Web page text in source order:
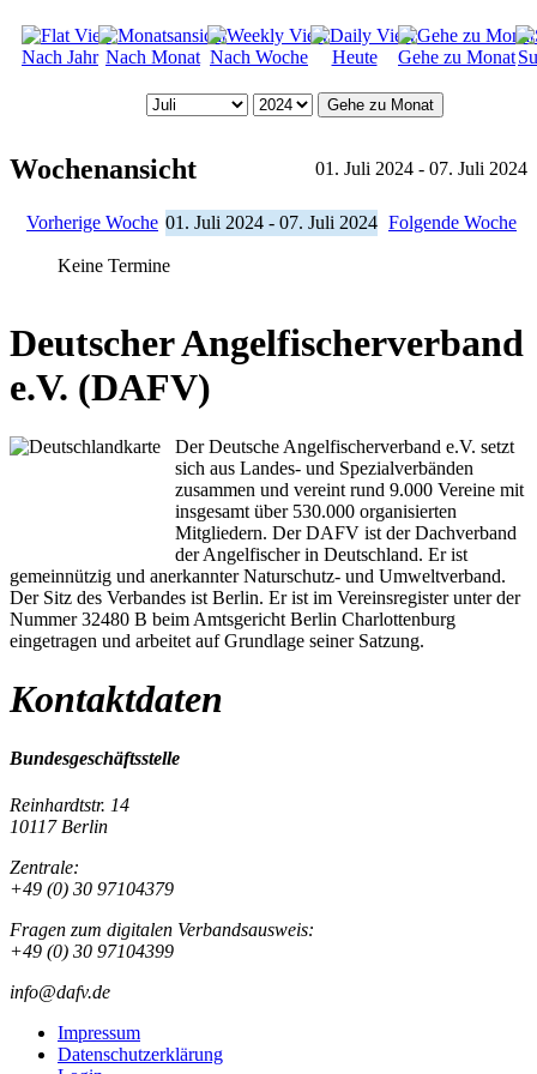
Nach Jahr Nach Monat Nach Woche Heute Gehe zu Monat
Gehe zu Monat
Wochenansicht 01. Juli 2024 - 07. Juli 2024
Vorherige Woche 01. Juli 2024 - 07. Juli 2024 Folgende Woche
Keine Termine
Deutscher Angelfischerverband
e.V. (DAFV)
Der Deutsche Angelfischerverband e.V. setzt
sich aus Landes- und Spezialverbänden
zusammen und vereint rund 9.000 Vereine mit
insgesamt über 530.000 organisierten
Mitgliedern. Der DAFV ist der Dachverband
der Angelfischer in Deutschland. Er ist
gemeinnützig und anerkannter Naturschutz- und Umweltverband.
Der Sitz des Verbandes ist Berlin. Er ist im Vereinsregister unter der
Nummer 32480 B beim Amtsgericht Berlin Charlottenburg
eingetragen und arbeitet auf Grundlage seiner Satzung.
Kontaktdaten
Bundesgeschäftsstelle
Reinhardtstr. 14
10117 Berlin
Zentrale:
+49 (0) 30 97104379
Fragen zum digitalen Verbandsausweis:
+49 (0) 30 97104399
info@dafv.de
Impressum
Datenschutzerklärung